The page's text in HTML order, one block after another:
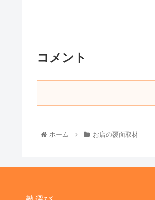
コメント
ホーム お店の覆面取材